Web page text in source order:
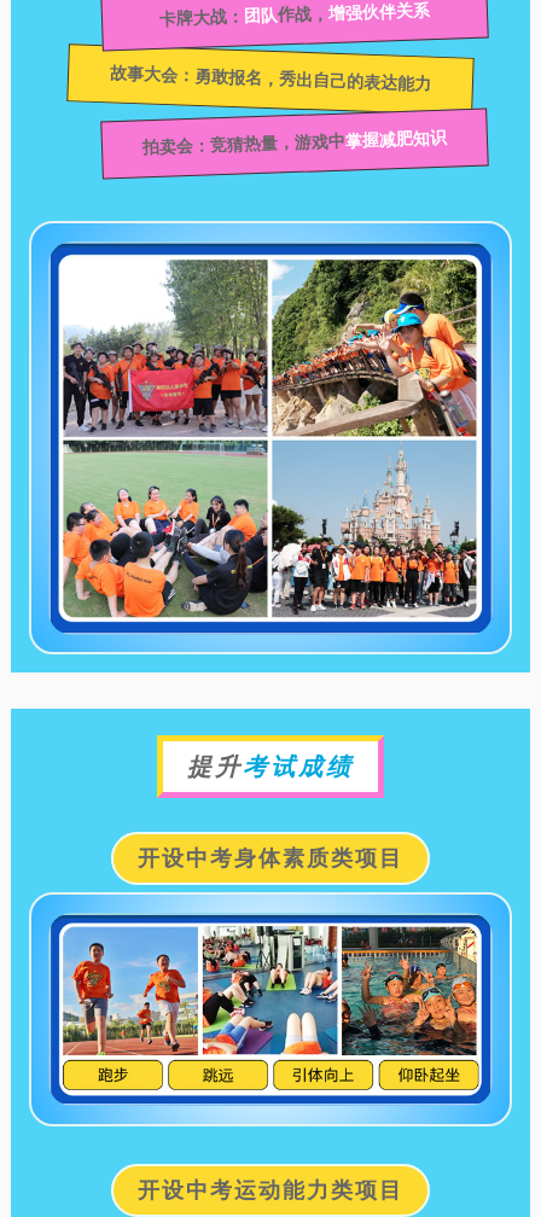
卡牌大战： 团队作战，增强伙伴关系
故事大会：勇敢报名，秀出自己的表达能力
拍卖会：竞猜热量，游戏中掌握减肥知识
提升考试成绩
开设中考身体素质类项目
开设中考运动能力类项目